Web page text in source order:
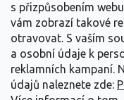
s přizpůsobením
vám zobrazí takové
otravovat. S vaším
a osobní údaje k
reklamních kampaní.
údajů naleznete zde:
Kontakujte nás